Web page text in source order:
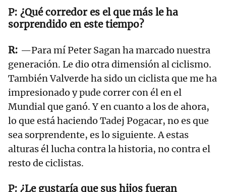
¿Qué corredor es el que más le ha
sorprendido en este tiempo?
—Para mí Peter Sagan ha marcado nuestra
generación. Le dio otra dimensión al ciclismo.
También Valverde ha sido un ciclista que me ha
impresionado y pude correr con él en el
Mundial que ganó. Y en cuanto a los de ahora,
lo que está haciendo Tadej Pogacar, no es que
sea sorprendente, es lo siguiente. A estas
alturas él lucha contra la historia, no contra el
resto de ciclistas.
¿Le gustaría que sus hijos fueran